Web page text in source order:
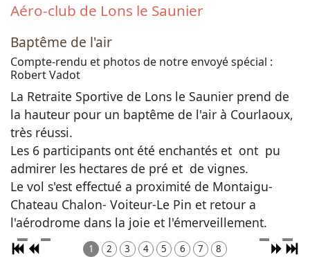
Aéro-club de Lons le Saunier
Baptême de l'air
Compte-rendu et photos de notre envoyé spécial :
Robert Vadot
La Retraite Sportive de Lons le Saunier prend de
la hauteur pour un baptême de l'air à Courlaoux,
très réussi.
Les 6 participants ont été enchantés et ont pu
admirer les hectares de pré et de vignes.
Le vol s'est effectué a proximité de Montaigu-
Chateau Chalon- Voiteur-Le Pin et retour a
l'aérodrome dans la joie et l'émerveillement.
1 2 3 4 5 6 7 8